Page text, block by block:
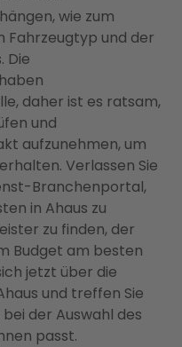
wie zum
Fahrzeugtyp und der
Die
daher ist es ratsam,
und
aufzunehmen, um
Verlassen Sie
Branchenportal,
in Ahaus zu
zu finden, der
Budget am besten
jetzt über die
und treffen Sie
der Auswahl des
passt.